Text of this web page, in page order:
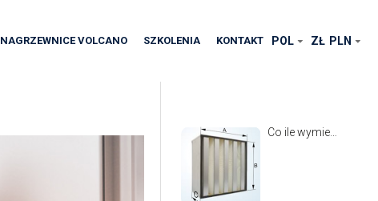
NAGRZEWNICE VOLCANO SZKOLENIA KONTAKT POL ZŁ PLN